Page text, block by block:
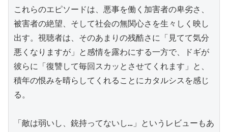
これらのエピソードは、悪事を働く加害者の卑劣さ、
被害者の絶望、そして社会の無関心さを生々しく映し
出す。視聴者は、そのあまりの残酷さに「見てて気分
悪くなりますが」と感情を露わにする一方で、ドギが
彼らに「復讐して毎回スカッとさせてくれます」と、
積年の恨みを晴らしてくれることにカタルシスを感じ
る。
「敵は弱いし、銃持ってないし…」というレビューもあ